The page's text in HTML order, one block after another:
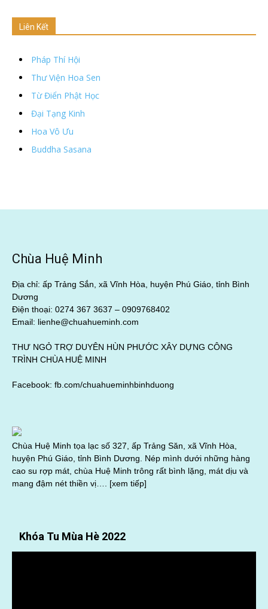
Liên Kết
Pháp Thí Hội
Thư Viện Hoa Sen
Từ Điển Phật Học
Đại Tạng Kinh
Hoa Vô Ưu
Buddha Sasana
Chùa Huệ Minh
Địa chỉ: ấp Trảng Sắn, xã Vĩnh Hòa, huyện Phú Giáo, tỉnh Bình
Dương
Điện thoại: 0274 367 3637 – 0909768402
Email: lienhe@chuahueminh.com
THƯ NGỎ TRỢ DUYÊN HÙN PHƯỚC XÂY DỰNG CÔNG
TRÌNH CHÙA HUỆ MINH
Facebook: fb.com/chuahueminhbinhduong
Chùa Huệ Minh tọa lạc số 327, ấp Trảng Săn, xã Vĩnh Hòa,
huyện Phú Giáo, tỉnh Bình Dương. Nép mình dưới những hàng
cao su rợp mát, chùa Huệ Minh trông rất bình lặng, mát dịu và
mang đậm nét thiền vị…. [xem tiếp]
Khóa Tu Mùa Hè 2022